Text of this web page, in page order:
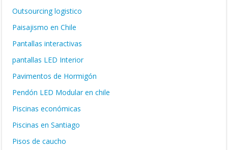
Outsourcing logistico
Paisajismo en Chile
Pantallas interactivas
pantallas LED Interior
Pavimentos de Hormigón
Pendón LED Modular en chile
Piscinas económicas
Piscinas en Santiago
Pisos de caucho